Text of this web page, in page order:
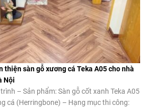
thiện sàn gỗ xương cá Teka A05 cho nhà
Nội
– Sản phẩm: Sàn gỗ cốt xanh Teka A05
cá (Herringbone) – Hạng mục thi công: